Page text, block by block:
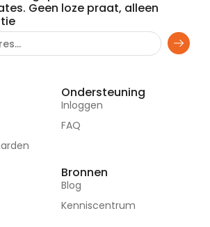
Geen loze praat, alleen
Ondersteuning
Inloggen
FAQ
Bronnen
Blog
Kenniscentrum